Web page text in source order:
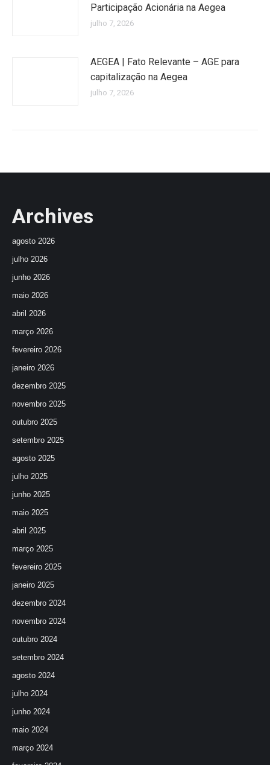
Participação Acionária na Aegea
julho 7, 2026
AEGEA | Fato Relevante – AGE para
capitalização na Aegea
julho 7, 2026
Archives
agosto 2026
julho 2026
junho 2026
maio 2026
abril 2026
março 2026
fevereiro 2026
janeiro 2026
dezembro 2025
novembro 2025
outubro 2025
setembro 2025
agosto 2025
julho 2025
junho 2025
maio 2025
abril 2025
março 2025
fevereiro 2025
janeiro 2025
dezembro 2024
novembro 2024
outubro 2024
setembro 2024
agosto 2024
julho 2024
junho 2024
maio 2024
março 2024